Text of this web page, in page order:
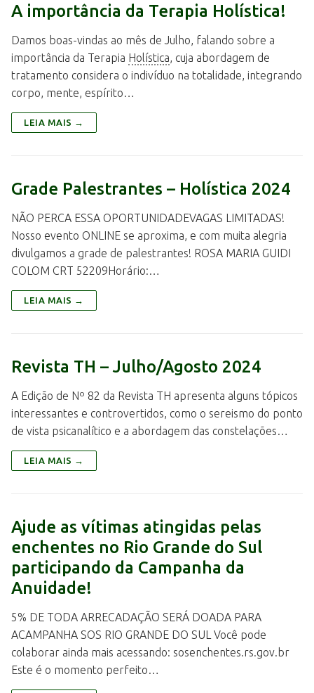
A importância da Terapia Holística!
Damos boas-vindas ao mês de Julho, falando sobre a
importância da Terapia Holística, cuja abordagem de
tratamento considera o indivíduo na totalidade, integrando
corpo, mente, espírito…
LEIA MAIS →
Grade Palestrantes – Holística 2024
NÃO PERCA ESSA OPORTUNIDADEVAGAS LIMITADAS!
Nosso evento ONLINE se aproxima, e com muita alegria
divulgamos a grade de palestrantes! ROSA MARIA GUIDI
COLOM CRT 52209Horário:…
LEIA MAIS →
Revista TH – Julho/Agosto 2024
A Edição de Nº 82 da Revista TH apresenta alguns tópicos
interessantes e controvertidos, como o sereismo do ponto
de vista psicanalítico e a abordagem das constelações…
LEIA MAIS →
Ajude as vítimas atingidas pelas
enchentes no Rio Grande do Sul
participando da Campanha da
Anuidade!
5% DE TODA ARRECADAÇÃO SERÁ DOADA PARA
ACAMPANHA SOS RIO GRANDE DO SUL Você pode
colaborar ainda mais acessando: sosenchentes.rs.gov.br
Este é o momento perfeito…